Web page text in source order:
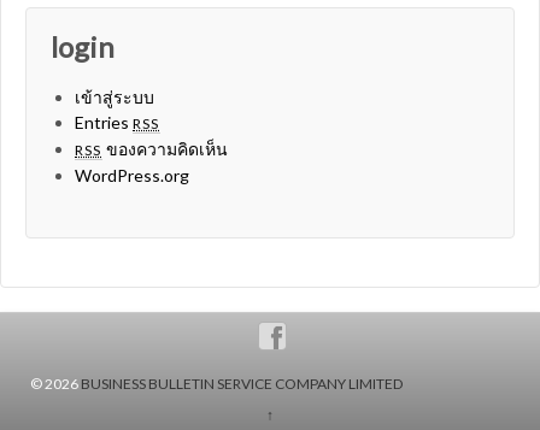
login
เข้าสู่ระบบ
Entries RSS
RSS ของความคิดเห็น
WordPress.org
© 2026 BUSINESS BULLETIN SERVICE COMPANY LIMITED
↑